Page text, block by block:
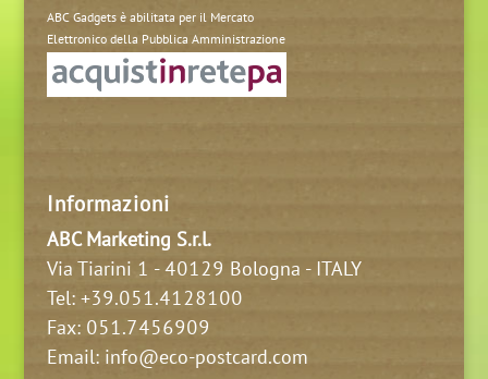
ABC Gadgets è abilitata per il Mercato
Elettronico della Pubblica Amministrazione
Informazioni
ABC Marketing S.r.l.
Via Tiarini 1 - 40129 Bologna - ITALY
Tel: +39.051.4128100
Fax: 051.7456909
Email: info@eco-postcard.com